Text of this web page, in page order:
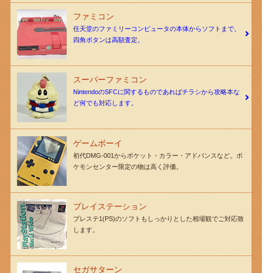
ファミコン
任天堂のファミリーコンピュータの本体からソフトまで。
四角ボタンは高額査定。
スーパーファミコン
NintendoのSFCに関するものであればチラシから攻略本な
ど何でも対応します。
ゲームボーイ
初代DMG-001からポケット・カラー・アドバンスなど。ポ
ケモンセンター限定の物は高く評価。
プレイステーション
プレステ1(PS)のソフトもしっかりとした相場観でご対応致
します。
セガサターン